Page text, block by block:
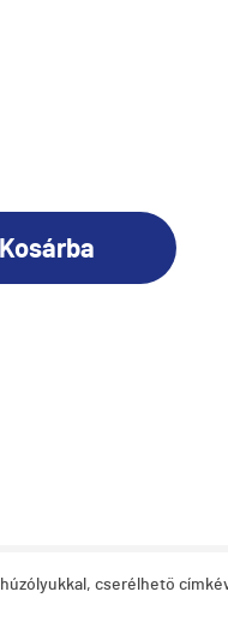
Kosárba
cserélhető